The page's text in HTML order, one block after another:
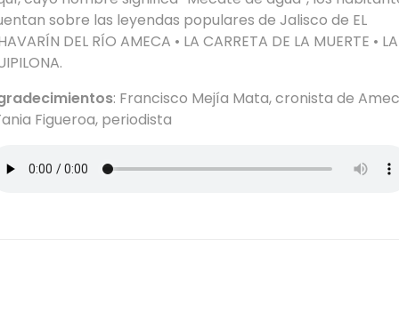
sobre las leyendas populares de Jalisco de EL
DEL RÍO AMECA • LA CARRETA DE LA MUERTE • LA
: Francisco Mejía Mata, cronista de
Figueroa, periodista